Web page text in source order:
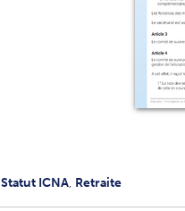
Statut ICNA, Retraite